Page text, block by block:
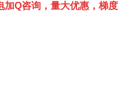
加Q咨询，量大优惠，梯度